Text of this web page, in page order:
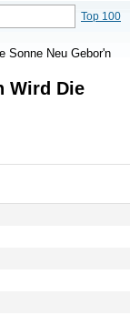
Top 100
Sonne Neu Gebor'n
Wird Die